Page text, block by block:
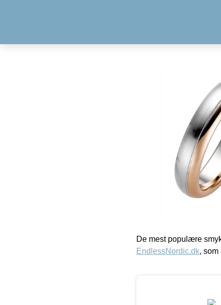
De mest populære
EndlessNordic.dk,